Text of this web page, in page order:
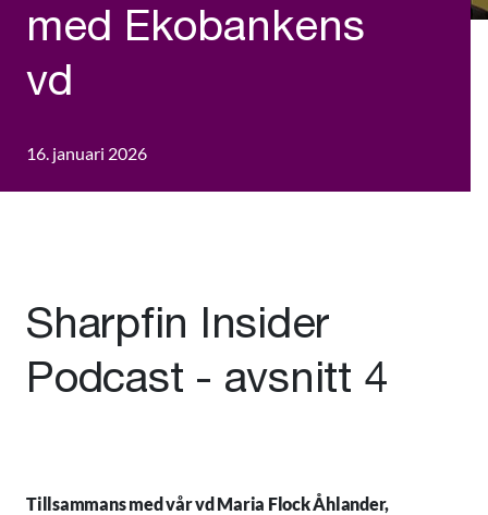
med Ekobankens
vd
16. januari 2026
Sharpfin Insider
Podcast - avsnitt 4
Tillsammans med vår vd Maria Flock Åhlander,